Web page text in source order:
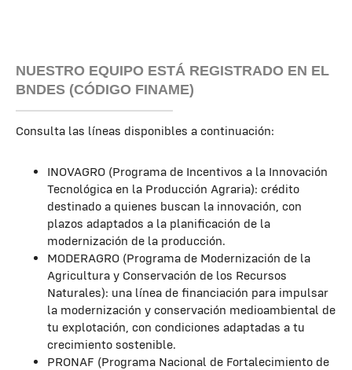
NUESTRO EQUIPO ESTÁ REGISTRADO EN EL
BNDES (CÓDIGO FINAME)
Consulta las líneas disponibles a continuación:
INOVAGRO (Programa de Incentivos a la Innovación
Tecnológica en la Producción Agraria): crédito
destinado a quienes buscan la innovación, con
plazos adaptados a la planificación de la
modernización de la producción.
MODERAGRO (Programa de Modernización de la
Agricultura y Conservación de los Recursos
Naturales): una línea de financiación para impulsar
la modernización y conservación medioambiental de
tu explotación, con condiciones adaptadas a tu
crecimiento sostenible.
PRONAF (Programa Nacional de Fortalecimiento de